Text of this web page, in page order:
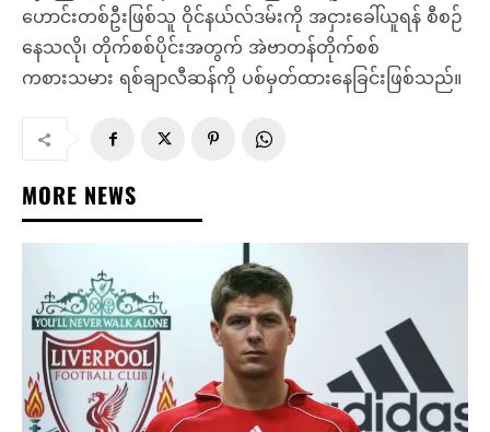
ဟောင်းတစ်ဦးဖြစ်သူ ဝိုင်နယ်လ်ဒမ်းကို အငှားခေါ်ယူရန် စီစဉ်
နေသလို၊ တိုက်စစ်ပိုင်းအတွက် အဲဗာတန်တိုက်စစ်
ကစားသမား ရစ်ချာလီဆန်ကို ပစ်မှတ်ထားနေခြင်းဖြစ်သည်။
MORE NEWS